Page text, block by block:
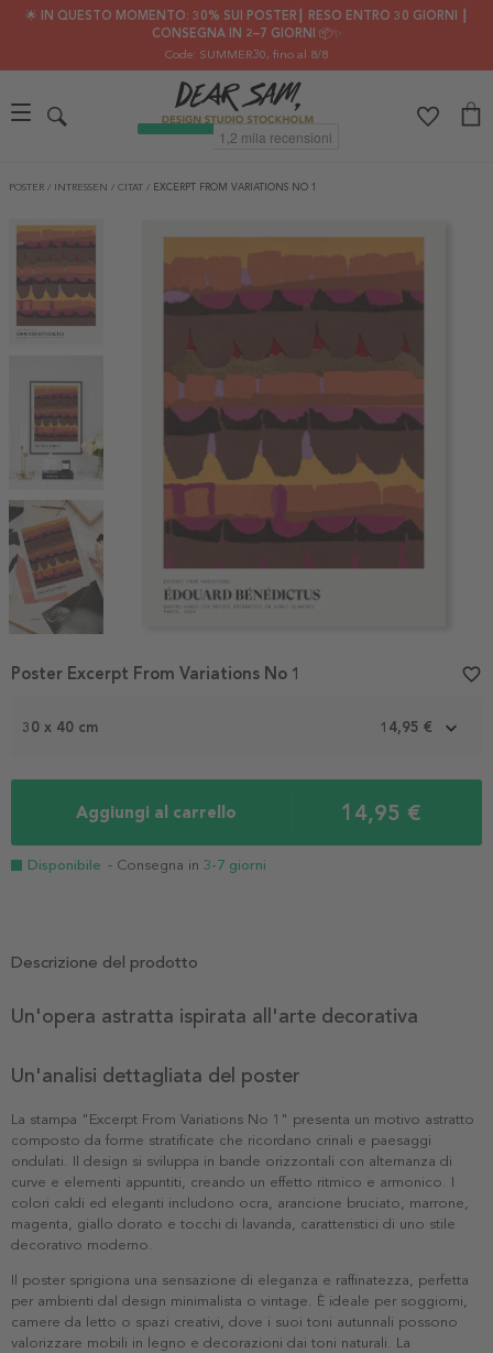
🌟 IN QUESTO MOMENTO: 30% SUI POSTER┃ RESO ENTRO 30 GIORNI ┃
CONSEGNA IN 2–7 GIORNI 📦✨
Code: SUMMER30, fino al 8/8
POSTER / INTRESSEN / CITAT / EXCERPT FROM VARIATIONS NO 1
1
30 x 40 cm 14,95 €
Aggiungi al carrello 14,95 €
Disponibile - Consegna in 3-7 giorni
Poster Excerpt From Variations No 1 favorite_border
Descrizione del prodotto
Un'opera astratta ispirata all'arte decorativa
Un'analisi dettagliata del poster
La stampa "Excerpt From Variations No 1" presenta un motivo astratto
composto da forme stratificate che ricordano crinali e paesaggi
ondulati. Il design si sviluppa in bande orizzontali con alternanza di
curve e elementi appuntiti, creando un effetto ritmico e armonico. I
colori caldi ed eleganti includono ocra, arancione bruciato, marrone,
magenta, giallo dorato e tocchi di lavanda, caratteristici di uno stile
decorativo moderno.
Il poster sprigiona una sensazione di eleganza e raffinatezza, perfetta
per ambienti dal design minimalista o vintage. È ideale per soggiorni,
camere da letto o spazi creativi, dove i suoi toni autunnali possono
valorizzare mobili in legno e decorazioni dai toni naturali. La